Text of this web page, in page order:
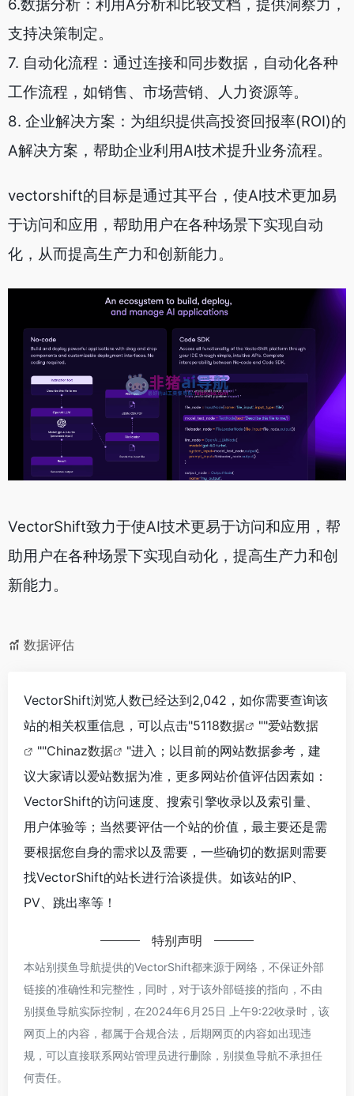
6.数据分析：利用A分析和比较文档，提供洞察力，
支持决策制定。
7. 自动化流程：通过连接和同步数据，自动化各种
工作流程，如销售、市场营销、人力资源等。
8. 企业解决方案：为组织提供高投资回报率(ROI)的
A解决方案，帮助企业利用Al技术提升业务流程。
vectorshift的目标是通过其平台，使Al技术更加易
于访问和应用，帮助用户在各种场景下实现自动
化，从而提高生产力和创新能力。
VectorShift致力于使AI技术更易于访问和应用，帮
助用户在各种场景下实现自动化，提高生产力和创
新能力。
数据评估
VectorShift浏览人数已经达到2,042，如你需要查询该
站的相关权重信息，可以点击"5118数据 ""爱站数据
""Chinaz数据
"进入；以目前的网站数据参考，建
议大家请以爱站数据为准，更多网站价值评估因素如：
VectorShift的访问速度、搜索引擎收录以及索引量、
用户体验等；当然要评估一个站的价值，最主要还是需
要根据您自身的需求以及需要，一些确切的数据则需要
找VectorShift的站长进行洽谈提供。如该站的IP、
PV、跳出率等！
特别声明
本站别摸鱼导航提供的VectorShift都来源于网络，不保证外部
链接的准确性和完整性，同时，对于该外部链接的指向，不由
别摸鱼导航实际控制，在2024年6月25日 上午9:22收录时，该
网页上的内容，都属于合规合法，后期网页的内容如出现违
规，可以直接联系网站管理员进行删除，别摸鱼导航不承担任
何责任。